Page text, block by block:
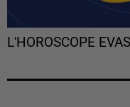
L'HOROSCOPE